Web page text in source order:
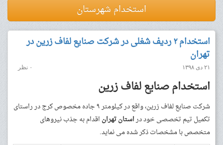
استخدام شهرستان
استخدام ۲ ردیف شغلی در شرکت صنایع لفاف زرین در
تهران
۲۱ دی ۱۳۹۸ ۰ نظر
استخدام صنایع لفاف زرین
شرکت صنایع لفاف زرین، واقع در کیلومتر ۹ جاده مخصوص کرج در راستای
تکمیل تیم تخصصی خود دراستان تهران اقدام به جذب نیروهای
متخصص با مشخصات ذکر شده می نماید.